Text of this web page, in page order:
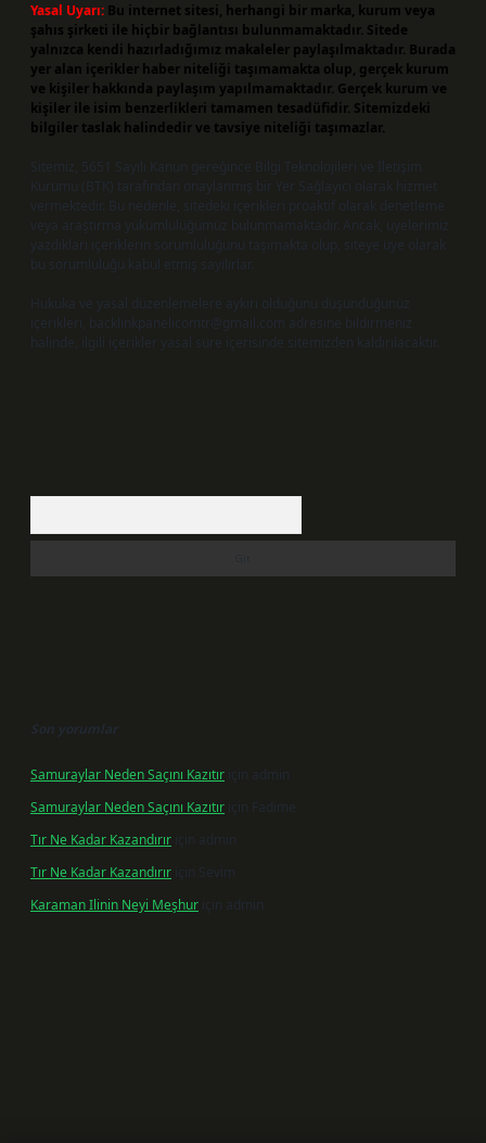
Yasal Uyarı: Bu internet sitesi, herhangi bir marka, kurum veya
şahıs şirketi ile hiçbir bağlantısı bulunmamaktadır. Sitede
yalnızca kendi hazırladığımız makaleler paylaşılmaktadır. Burada
yer alan içerikler haber niteliği taşımamakta olup, gerçek kurum
ve kişiler hakkında paylaşım yapılmamaktadır. Gerçek kurum ve
kişiler ile isim benzerlikleri tamamen tesadüfidir. Sitemizdeki
bilgiler taslak halindedir ve tavsiye niteliği taşımazlar.
Sitemiz, 5651 Sayılı Kanun gereğince Bilgi Teknolojileri ve İletişim
Kurumu (BTK) tarafından onaylanmış bir Yer Sağlayıcı olarak hizmet
vermektedir. Bu nedenle, sitedeki içerikleri proaktif olarak denetleme
veya araştırma yükümlülüğümüz bulunmamaktadır. Ancak, üyelerimiz
yazdıkları içeriklerin sorumluluğunu taşımakta olup, siteye üye olarak
bu sorumluluğu kabul etmiş sayılırlar.
Hukuka ve yasal düzenlemelere aykırı olduğunu düşündüğünüz
içerikleri, backlinkpanelicomtr@gmail.com adresine bildirmeniz
halinde, ilgili içerikler yasal süre içerisinde sitemizden kaldırılacaktır.
Son yorumlar
Samuraylar Neden Saçını Kazıtır için
admin
Samuraylar Neden Saçını Kazıtır için
Fadime
Tır Ne Kadar Kazandırır için
admin
Tır Ne Kadar Kazandırır için Sevim
Karaman Ilinin Neyi Meşhur için admin